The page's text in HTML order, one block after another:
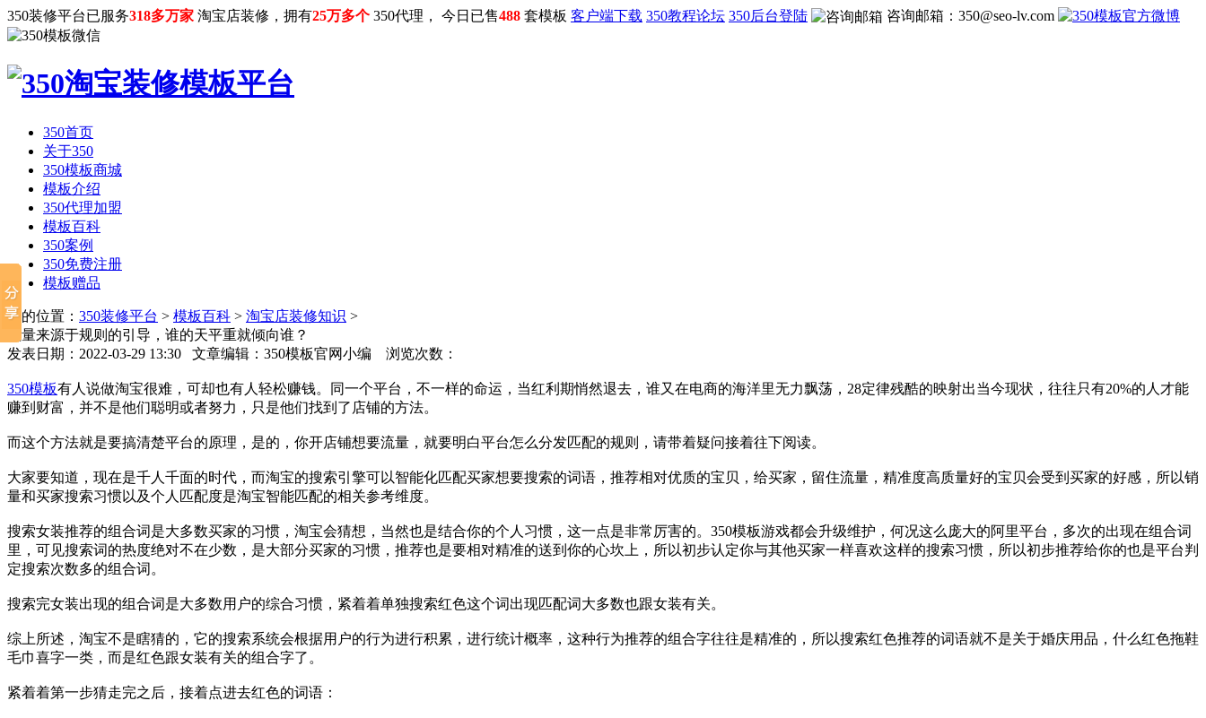
350装修平台已服务318多万家 淘宝店装修，拥有25万多个 350代理， 今日已售488 套模板 客户端下载 350教程论坛 350后台登陆 咨询邮箱： 350@seo-lv.com
350首页
关于350
350模板商城
模板介绍
350代理加盟
模板百科
350案例
350免费注册
模板赠品
您的位置： 350装修平台 > 模板百科 > 淘宝店装修知识 >
流量来源于规则的引导，谁的天平重就倾向谁？
发表日期：2022-03-29 13:30 文章编辑：350模板官网小编 浏览次数：
350模板有人说做淘宝很难，可却也有人轻松赚钱。同一个平台，不一样的命运，当红利期悄然退去，谁又在电商的海洋里无力飘荡，28定律残酷的映射出当今现状，往往只有20%的人才能
赚到财富，并不是他们聪明或者努力，只是他们找到了店铺的方法。
而这个方法就是要搞清楚平台的原理，是的，你开店铺想要流量，就要明白平台怎么分发匹配的规则，请带着疑问接着往下阅读。
大家要知道，现在是千人千面的时代，而淘宝的搜索引擎可以智能化匹配买家想要搜索的词语，推荐相对优质的宝贝，给买家，留住流量，精准度高质量好的宝贝会受到买家的好感，所以销
量和买家搜索习惯以及个人匹配度是淘宝智能匹配的相关参考维度。
搜索女装推荐的组合词是大多数买家的习惯，淘宝会猜想，当然也是结合你的个人习惯，这一点是非常厉害的。350模板游戏都会升级维护，何况这么庞大的阿里平台，多次的出现在组合词
里，可见搜索词的热度绝对不在少数，是大部分买家的习惯，推荐也是要相对精准的送到你的心坎上，所以初步认定你与其他买家一样喜欢这样的搜索习惯，所以初步推荐给你的也是平台判
定搜索次数多的组合词。
搜索完女装出现的组合词是大多数用户的综合习惯，紧着着单独搜索红色这个词出现匹配词大多数也跟女装有关。
综上所述，淘宝不是瞎猜的，它的搜索系统会根据用户的行为进行积累，进行统计概率，这种行为推荐的组合字往往是精准的，所以搜索红色推荐的词语就不是关于婚庆用品，什么红色拖鞋
毛巾喜字一类，而是红色跟女装有关的组合字了。
紧着着第一步猜走完之后，接着点进去红色的词语：